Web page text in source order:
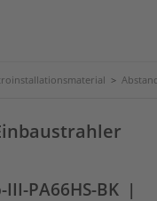
>
PA66HS-BK |